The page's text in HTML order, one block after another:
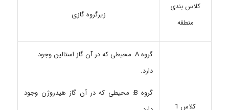
کلاس بندی
منطقه
زیرگروه گازی
کلاس 1
گروه A: محیطی که در آن گاز استالین وجود
دارد.
گروه B: محیطی که در آن گاز هیدروژن وجود